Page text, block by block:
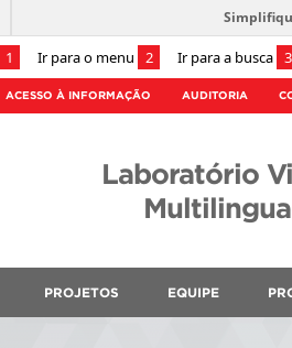
1 Ir para o menu 2 Ir para a busca 3
ACESSO À INFORMAÇÃO AUDITORIA
Laboratório
PROJETOS EQUIPE